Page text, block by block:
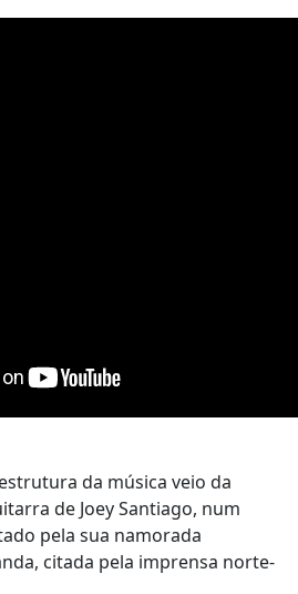
da música veio da
de Joey Santiago, num
pela sua namorada
citada pela imprensa norte-